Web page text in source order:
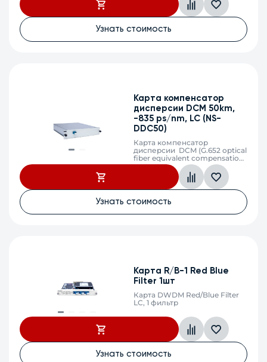
Узнать стоимость
Карта компенсатор
дисперсии DCM 50km,
-835 ps/nm, LC (NS-
DDC50)
Карта компенсатор
дисперсии DCM (G.652 optical
fiber equivalent compensation
50km), LC, 2 слота
Узнать стоимость
Карта R/B-1 Red Blue
Filter 1шт
Карта DWDM Red/Blue Filter
LC, 1 фильтр
Узнать стоимость